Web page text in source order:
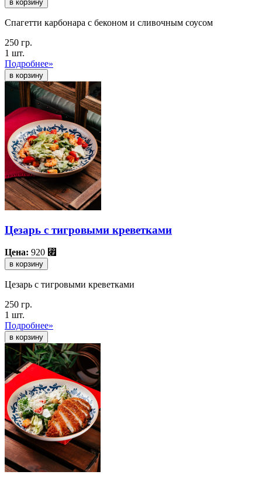
в корзину
Спагетти карбонара с беконом и сливочным соусом
250 гр.
1 шт.
Подробнее»
Цезарь с тигровыми креветками
Цена: 920 ⃏
в корзину
Цезарь с тигровыми креветками
250 гр.
1 шт.
Подробнее»